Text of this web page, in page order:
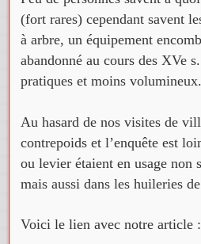
(fort rares) cependant savent
à arbre, un équipement
abandonné au cours des XVe
pratiques et moins volumineux.
Au hasard de nos visites de
contrepoids et l’enquête est
ou levier étaient en usage non
mais aussi dans les huileries
Voici le lien avec notre article :